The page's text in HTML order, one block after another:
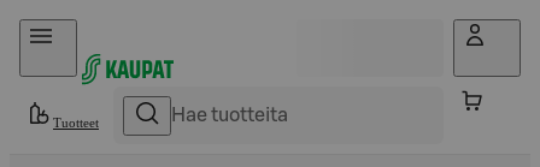
Hyppää sisältöön
Tuotteet